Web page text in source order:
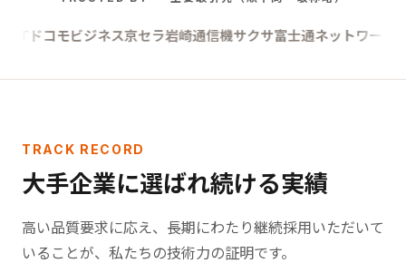
モビジネス京セラ岩崎通信機サクサ富士通ネットワークソリュ
TRACK RECORD
大手企業に選ばれ続ける実績
高い品質要求に応え、長期にわたり継続採用いただいて
いることが、私たちの技術力の証明です。